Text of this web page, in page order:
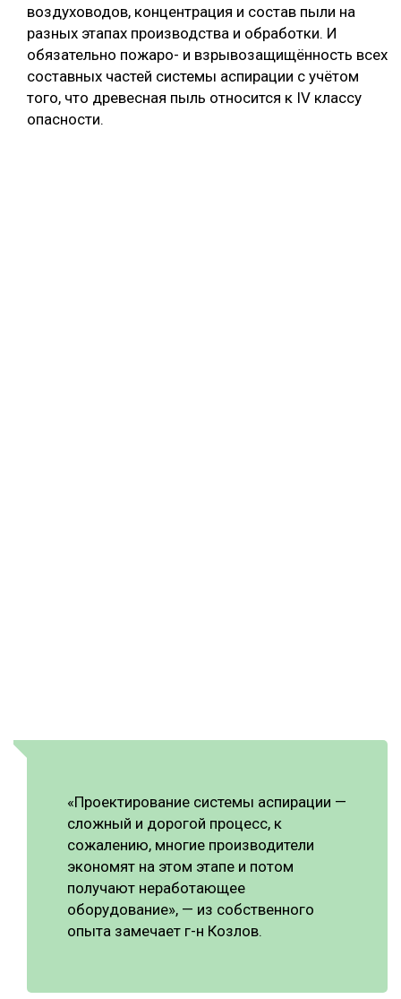
воздуховодов, концентрация и состав пыли на
разных этапах производства и обработки. И
обязательно пожаро- и взрывозащищённость всех
составных частей системы аспирации с учётом
того, что древесная пыль относится к IV классу
опасности.
«Проектирование системы аспирации —
сложный и дорогой процесс, к
сожалению, многие производители
экономят на этом этапе и потом
получают неработающее
оборудование», — из собственного
опыта замечает г-н Козлов.